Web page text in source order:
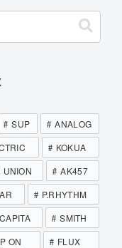
SUP
ANALOG
KOKUA
UNION
AK457
P.RHYTHM
CAPITA
SMITH
ON
FLUX